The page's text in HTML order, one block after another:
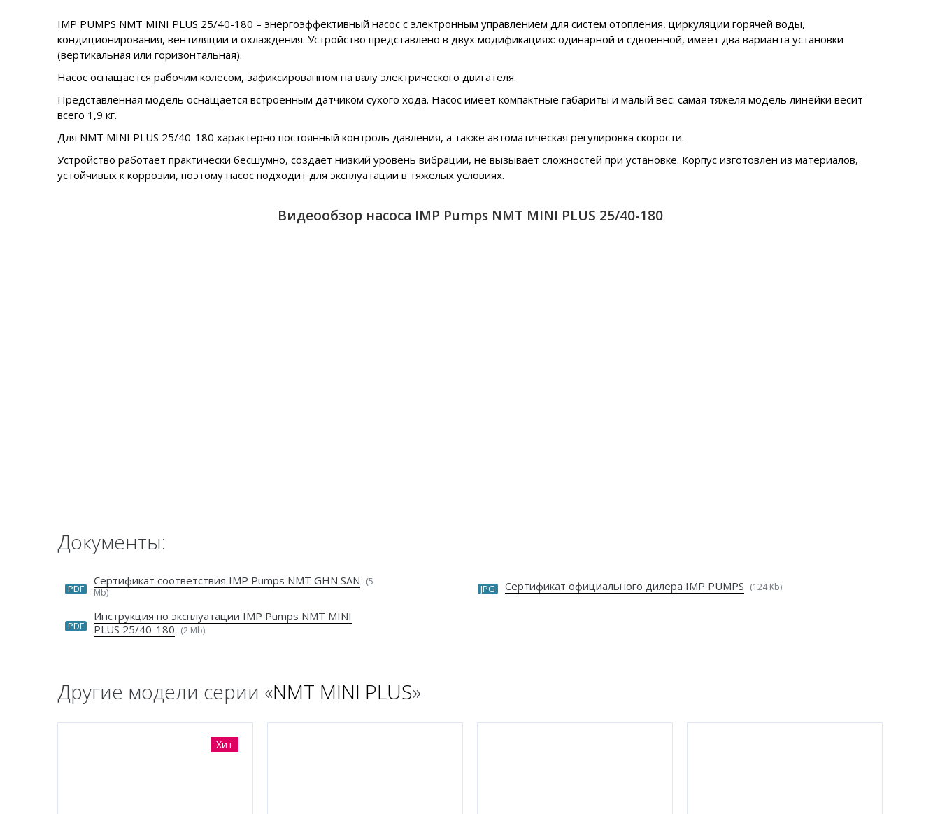
IMP PUMPS NMT MINI PLUS 25/40-180 – энергоэффективный насос с электронным управлением для систем отопления, циркуляции горячей воды,
кондиционирования, вентиляции и охлаждения. Устройство представлено в двух модификациях: одинарной и сдвоенной, имеет два варианта установки
(вертикальная или горизонтальная).
Насос оснащается рабочим колесом, зафиксированном на валу электрического двигателя.
Представленная модель оснащается встроенным датчиком сухого хода. Насос имеет компактные габариты и малый вес: самая тяжеля модель линейки весит
всего 1,9 кг.
Для NMT MINI PLUS 25/40-180 характерно постоянный контроль давления, а также автоматическая регулировка скорости.
Устройство работает практически бесшумно, создает низкий уровень вибрации, не вызывает сложностей при установке. Корпус изготовлен из материалов,
устойчивых к коррозии, поэтому насос подходит для эксплуатации в тяжелых условиях.
Видеообзор насоса IMP Pumps NMT MINI PLUS 25/40-180
Документы:
PDF
Сертификат соответствия IMP Pumps NMT GHN SAN (5
Mb)
JPG Сертификат официального дилера IMP PUMPS (124 Kb)
PDF
Инструкция по эксплуатации IMP Pumps NMT MINI
PLUS 25/40-180 (2 Mb)
Другие модели серии «NMT MINI PLUS»
Хит